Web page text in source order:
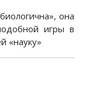
она
игры в
«науку»